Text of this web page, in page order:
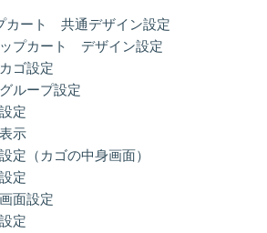
カート 共通デザイン設定
プカート デザイン設定
ゴ設定
ループ設定
定
示
定（カゴの中身画面）
定
面設定
定